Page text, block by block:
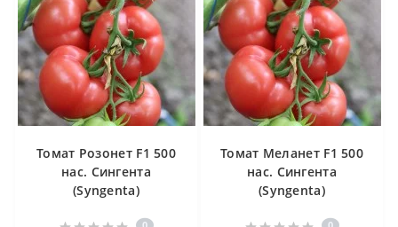
Томат Розонет F1 500
нас. Сингента
(Syngenta)
Томат Меланет F1 500
нас. Сингента
(Syngenta)